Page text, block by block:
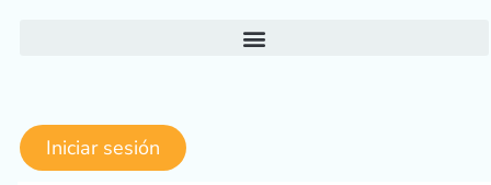
Iniciar sesión